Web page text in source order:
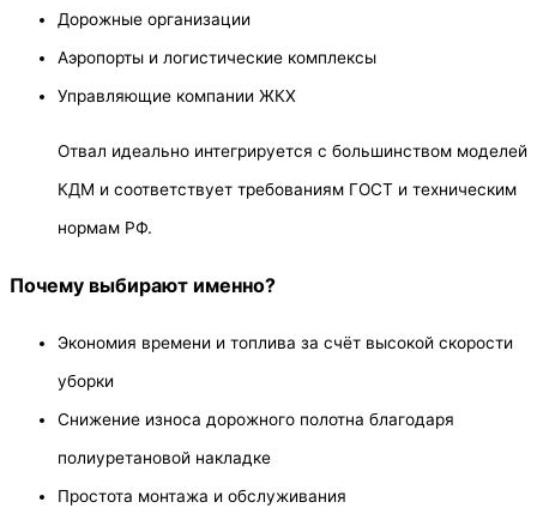
Дорожные организации
Аэропорты и логистические комплексы
Управляющие компании ЖКХ
Отвал идеально интегрируется с большинством моделей
КДМ и соответствует требованиям ГОСТ и техническим
нормам РФ.
Почему выбирают именно?
Экономия времени и топлива за счёт высокой скорости
уборки
Снижение износа дорожного полотна благодаря
полиуретановой накладке
Простота монтажа и обслуживания